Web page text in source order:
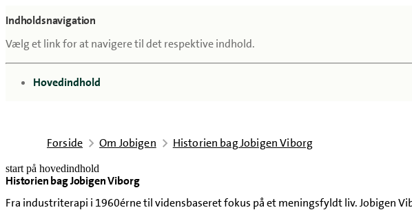
Indholdsnavigation
Vælg et link for at navigere til det respektive indhold.
gå til
Hovedindhold
Forside Om Jobigen Historien bag Jobigen Viborg
start på hovedindhold
Historien bag Jobigen Viborg
Fra industriterapi i 1960érne til vidensbaseret fokus på et meningsfyldt liv.
senest opdateret 22. maj 2026